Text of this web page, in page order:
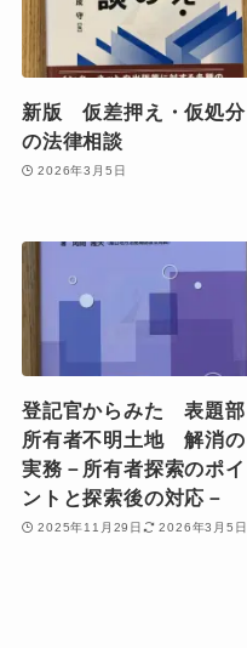
新版 仮差押え・仮処分
の法律相談
2026年3月5日
登記官からみた 表題部
所有者不明土地 解消の
実務－所有者探索のポイ
ントと探索後の対応－
2025年11月29日 2026年3月5日